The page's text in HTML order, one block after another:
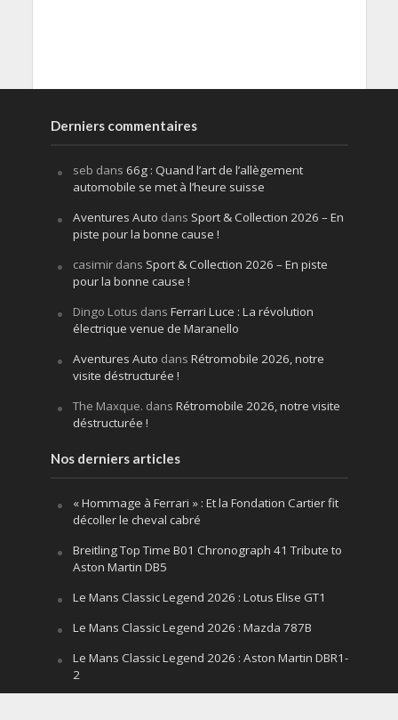
Derniers commentaires
seb dans 66g : Quand l’art de l’allègement
automobile se met à l’heure suisse
Aventures Auto dans Sport & Collection 2026 – En
piste pour la bonne cause !
casimirdans Sport & Collection 2026 – En piste
pour la bonne cause !
Dingo Lotus dans Ferrari Luce : La révolution
électrique venue de Maranello
Aventures Auto dans Rétromobile 2026, notre
visite déstructurée !
The Maxque. dans Rétromobile 2026, notre visite
déstructurée !
Nos derniers articles
« Hommage à Ferrari » : Et la Fondation Cartier fit
décoller le cheval cabré
Breitling Top Time B01 Chronograph 41 Tribute to
Aston Martin DB5
Le Mans Classic Legend 2026 : Lotus Elise GT1
Le Mans Classic Legend 2026 : Mazda 787B
Le Mans Classic Legend 2026 : Aston Martin DBR1-
2